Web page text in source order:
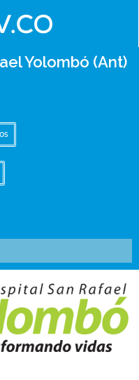
Yolombó (Ant)